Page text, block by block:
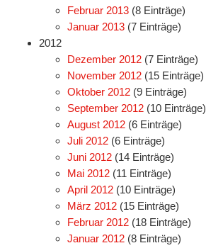
Februar 2013 (8 Einträge)
Januar 2013 (7 Einträge)
2012
Dezember 2012 (7 Einträge)
November 2012 (15 Einträge)
Oktober 2012 (9 Einträge)
September 2012 (10 Einträge)
August 2012 (6 Einträge)
Juli 2012 (6 Einträge)
Juni 2012 (14 Einträge)
Mai 2012 (11 Einträge)
April 2012 (10 Einträge)
März 2012 (15 Einträge)
Februar 2012 (18 Einträge)
Januar 2012 (8 Einträge)